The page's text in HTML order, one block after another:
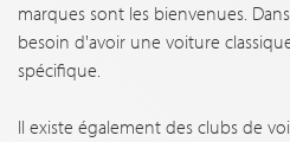
marques sont les bienvenues.
besoin d'avoir une voiture
spécifique.
Il existe également des clubs de